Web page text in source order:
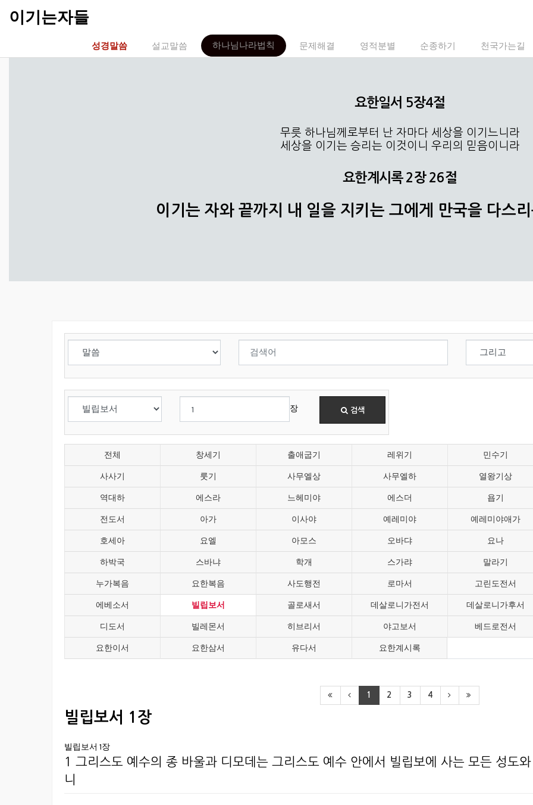
이기는자들
성경말씀 설교말씀 하나님나라법칙 문제해결 영적분별 순종하기 천국가는길
요한일서 5장4절
무릇 하나님께로부터 난 자마다 세상을 이기느니라
세상을 이기는 승리는 이것이니 우리의 믿음이니라
요한계시록 2장 26절
이기는 자와 끝까지 내 일을 지키는 그에게 만국을 다스
장 검색
전체 창세기 출애굽기 레위기 민수기
사사기 룻기 사무엘상 사무엘하 열왕기상
역대하 에스라 느헤미야 에스더 욥기
전도서 아가 이사야 예레미야 예레미야애가
호세아 요엘 아모스 오바댜 요나
하박국 스바냐 학개 스가랴 말라기
누가복음 요한복음 사도행전 로마서 고린도전서
에베소서 빌립보서 골로새서 데살로니가전서 데살로니가후서
디도서 빌레몬서 히브리서 야고보서 베드로전서
요한이서 요한삼서 유다서 요한계시록
1 2 3 4
빌립보서 1장
빌립보서 1장
1 그리스도 예수의 종 바울과 디모데는 그리스도 예수 안에서 빌립보에 사는 모든 성도
니